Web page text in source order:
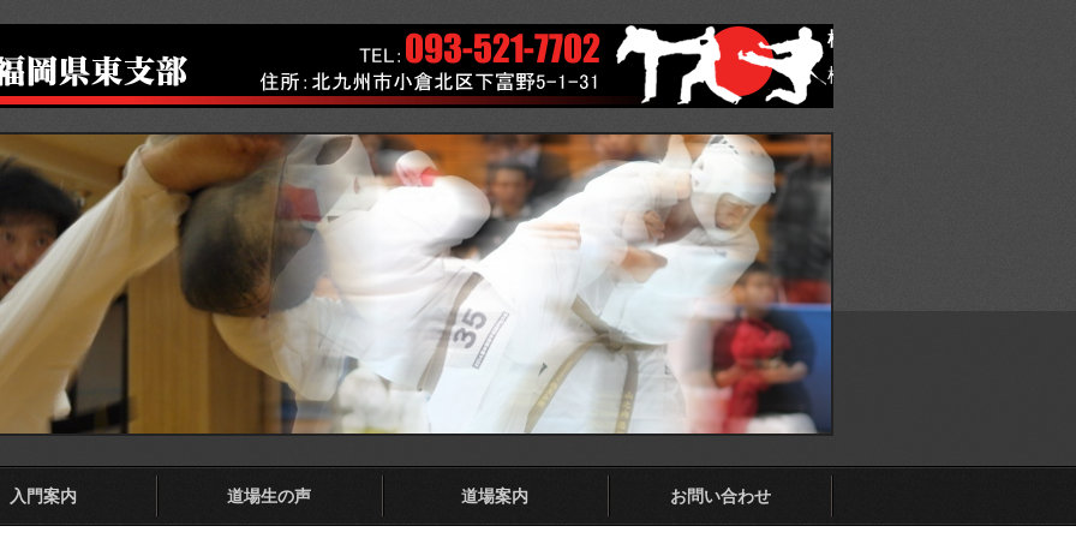
極真会館 福岡県東支部
極真会館 福岡県東支部 ホ
入門案内 道場生の声 道場案内 お問い合わせ